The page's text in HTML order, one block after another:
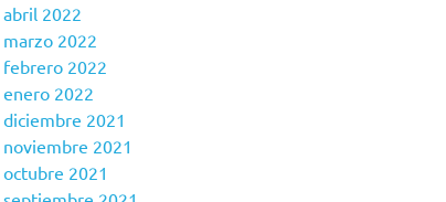
abril 2022
marzo 2022
febrero 2022
enero 2022
diciembre 2021
noviembre 2021
octubre 2021